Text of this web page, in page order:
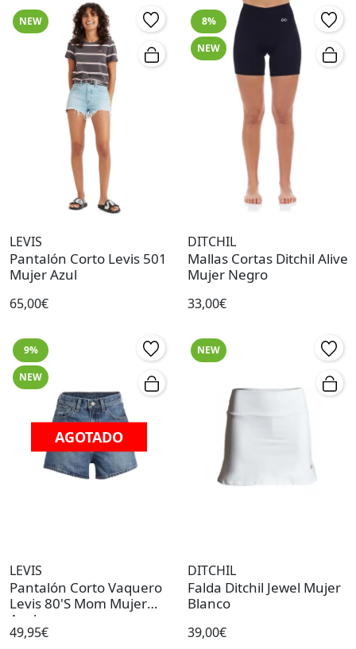
NEW
LEVIS
Pantalón Corto Levis 501
Mujer Azul
65,00€
8%
NEW
DITCHIL
Mallas Cortas Ditchil Alive
Mujer Negro
33,00€
9%
NEW
AGOTADO
LEVIS
Pantalón Corto Vaquero
Levis 80'S Mom Mujer
Azul
49,95€
NEW
DITCHIL
Falda Ditchil Jewel Mujer
Blanco
39,00€